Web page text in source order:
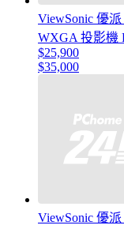
ViewSonic 優
WXGA 投影機
$25,900
$35,000
ViewSonic 優